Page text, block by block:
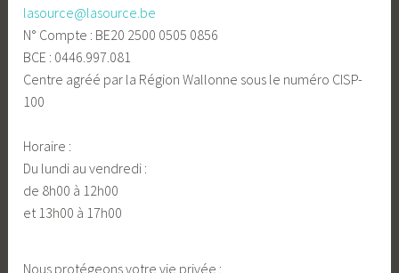
lasource@lasource.be
N° Compte : BE20 2500 0505 0856
BCE : 0446.997.081
Centre agréé par la Région Wallonne sous le numéro CISP-
100
Horaire :
Du lundi au vendredi :
de 8h00 à 12h00
et 13h00 à 17h00
Nous protégeons votre vie privée :